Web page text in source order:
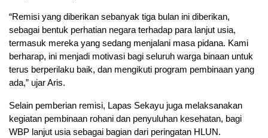
“Remisi yang diberikan sebanyak tiga bulan ini diberikan,
sebagai bentuk perhatian negara terhadap para lanjut usia,
termasuk mereka yang sedang menjalani masa pidana. Kami
berharap, ini menjadi motivasi bagi seluruh warga binaan untuk
terus berperilaku baik, dan mengikuti program pembinaan yang
ada,” ujar Aris.
Selain pemberian remisi, Lapas Sekayu juga melaksanakan
kegiatan pembinaan rohani dan penyuluhan kesehatan, bagi
WBP lanjut usia sebagai bagian dari peringatan HLUN.